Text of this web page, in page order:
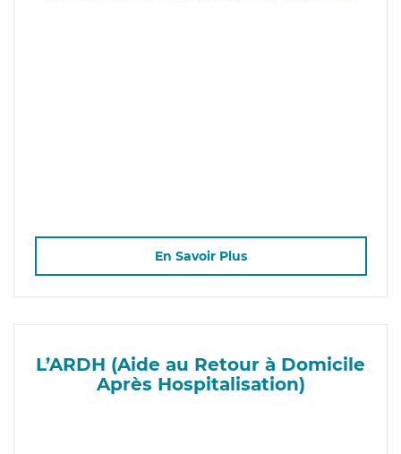
En Savoir Plus
L’ARDH (Aide au Retour à Domicile
Après Hospitalisation)